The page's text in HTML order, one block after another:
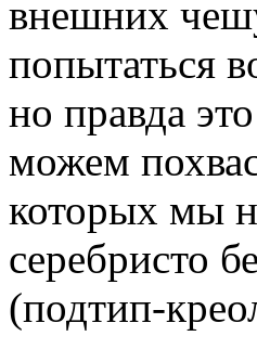
внешних
попытаться
но правда
можем
которых мы
серебристо
(подтип-